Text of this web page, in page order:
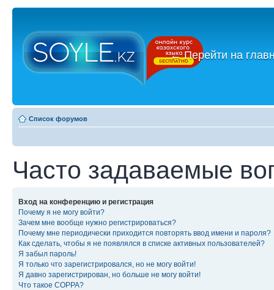
←Перейти на
Список форумов
Часто задаваемые
Вход на конференцию и регистрация
Почему я не могу войти?
Зачем мне вообще нужно регистрироваться?
Почему мне периодически приходится повторять ввод имени и пароля?
Как сделать, чтобы я не появлялся в списке активных пользователей?
Я забыл пароль!
Я только что зарегистрировался, но не могу войти!
Я давно зарегистрирован, но больше не могу войти!
Что такое COPPA?